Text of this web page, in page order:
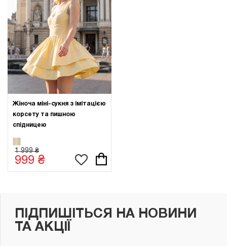
Жіноча міні-сукня з імітацією
корсету та пишною
спідницею
1 999 ₴
999 ₴
ПІДПИШІТЬСЯ НА НОВИНИ
ТА АКЦІЇ